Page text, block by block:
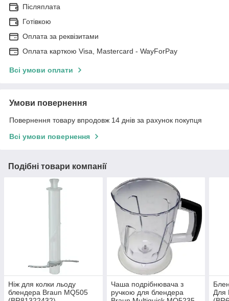
Післяплата
Готівкою
Оплата за реквізитами
Оплата карткою Visa, Mastercard - WayForPay
Всі умови оплати
Умови повернення
Повернення товару впродовж 14 днів за рахунок покупця
Всі умови повернення
Подібні товари компанії
Ніж для колки льоду
блендера Braun MQ505
Чаша подрібнювача з
ручкою для блендера
Для